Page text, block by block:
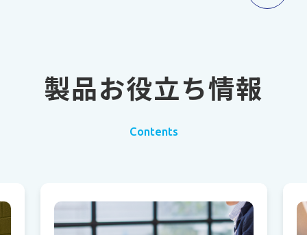
製品お役立ち情報
Contents